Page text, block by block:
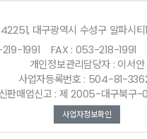
대구광역시 수성구 알파시티
1991
FAX : 053-218-1991
개인정보관리담당자 : 이서안
사업자등록번호 : 504-81-
판매업신고 : 제 2005-대구북구
사업자정보확인